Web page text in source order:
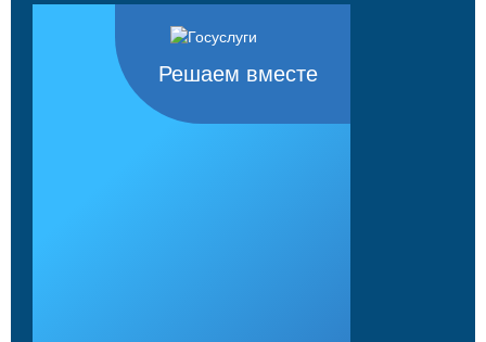
Решаем вместе